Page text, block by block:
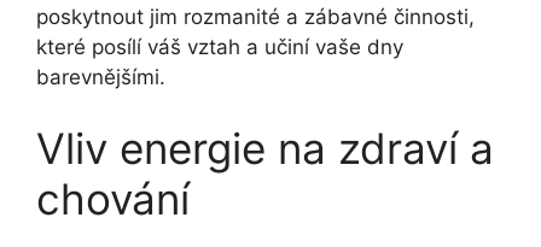
poskytnout jim rozmanité a zábavné činnosti,
které posílí váš vztah a učiní vaše dny
barevnějšími.
Vliv energie na zdraví a
chování